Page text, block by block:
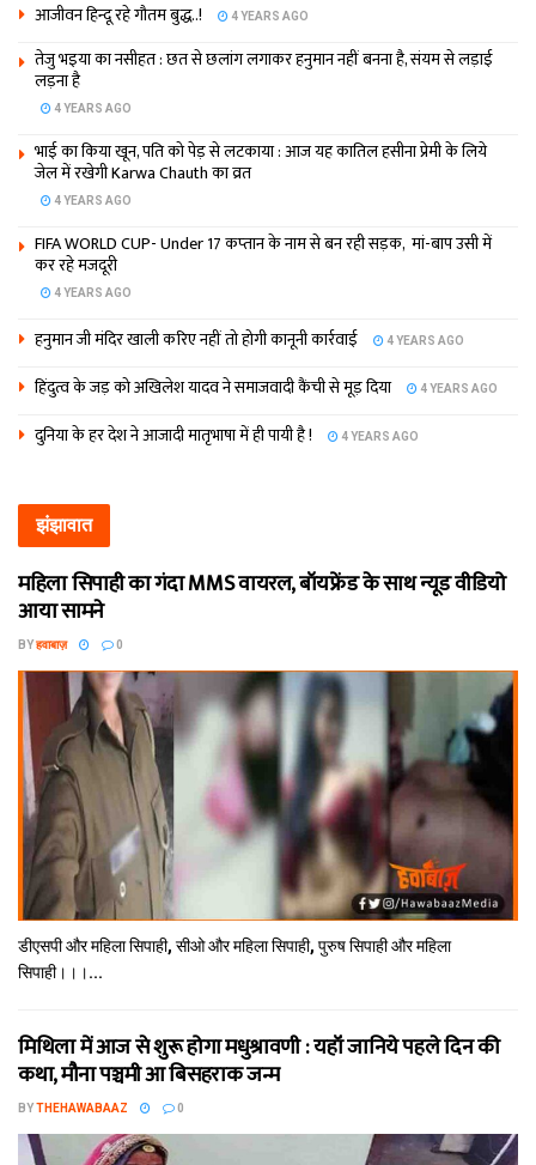
आजीवन हिन्दू रहे गौतम बुद्ध..! 4 YEARS AGO
तेजु भइया का नसीहत : छत से छलांग लगाकर हनुमान नहीं बनना है, संयम से लड़ाई
लड़ना है
4 YEARS AGO
भाई का किया खून, पति को पेड़ से लटकाया : आज यह कातिल हसीना प्रेमी के लिये
जेल में रखेगी Karwa Chauth का व्रत
4 YEARS AGO
FIFA WORLD CUP- Under 17 कप्‍तान के नाम से बन रही सड़क, मां-बाप उसी में
कर रहे मजदूरी
4 YEARS AGO
हनुमान जी मंदिर खाली करिए नहीं तो होगी कानूनी कार्रवाई 4 YEARS AGO
हिंदुत्व के जड़ को अखिलेश यादव ने समाजवादी कैंची से मूड़ दिया 4 YEARS AGO
दुनिया के हर देश ने आजादी मातृभाषा में ही पायी है ! 4 YEARS AGO
झंझावात
महिला सिपाही का गंदा MMS वायरल, बॉयफ्रेंड के साथ न्यूड वीडियो
आया सामने
BYहवाबाज़ 0
डीएसपी और महिला सिपाही, सीओ और महिला सिपाही, पुरुष सिपाही और महिला
सिपाही।।।...
मिथि‍ला में आज से शुरू होगा मधुश्रावणी : यहॉं जानिये पहले दिन की
कथा, मौना पञ्चमी आ बिसहराक जन्म
BYTHEHAWABAAZ 0